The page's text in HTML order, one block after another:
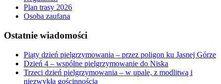
Plan trasy 2026
Osoba zaufana
Ostatnie wiadomości
Piąty dzień pielgrzymowania – przez poligon ku Jasnej Górze
Dzień 4 – wspólne pielgrzymowanie do Niska
Trzeci dzień pielgrzymowania – w upale, z modlitwą i
niezwykłą gościnnością